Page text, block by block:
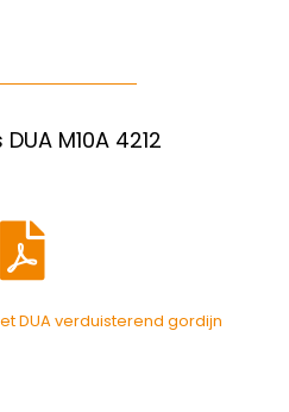
M10A 4212
DUA verduisterend gordijn